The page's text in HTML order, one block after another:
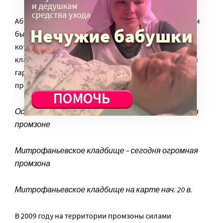
Абрам Михайлович Ушаков умер в январе 1917 года и
был похоронен на Митрофаньевском кладбище,
которое ныне не существуюет. Сегодня вместо
кладбища – огромная промзона, где под складами и
гаражами покоится прах многих тысяч жителей
прежнего Петербурга.
Остатки Митрофаньевского кладбища – склеп в
промзоне
Митрофаньевское кладбище – сегодня огромная
промзона
Митрофаньевское кладбище на карте нач. 20 в.
В 2009 году на территории промзоны силами